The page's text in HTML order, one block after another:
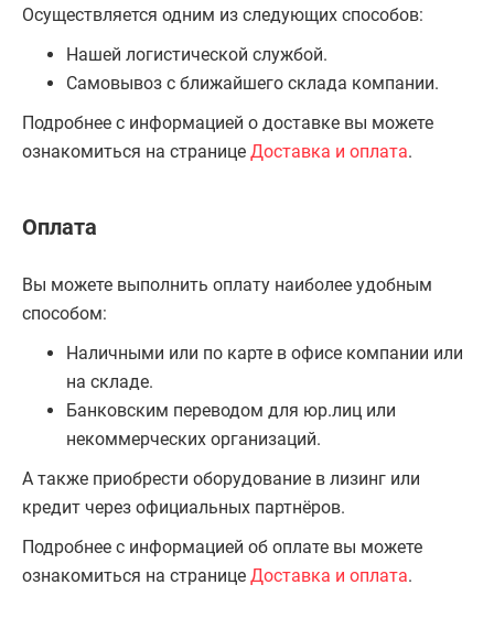
Осуществляется одним из следующих способов:
Нашей логистической службой.
Самовывоз с ближайшего склада компании.
Подробнее с информацией о доставке вы можете
ознакомиться на странице Доставка и оплата.
Оплата
Вы можете выполнить оплату наиболее удобным
способом:
Наличными или по карте в офисе компании или
на складе.
Банковским переводом для юр.лиц или
некоммерческих организаций.
А также приобрести оборудование в лизинг или
кредит через официальных партнёров.
Подробнее с информацией об оплате вы можете
ознакомиться на странице Доставка и оплата.